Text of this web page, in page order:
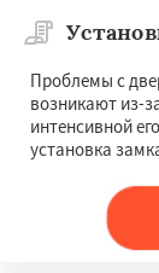
Проблемы с
возникают из-
интенсивной
установка